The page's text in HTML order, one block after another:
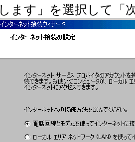
します」を選択して「